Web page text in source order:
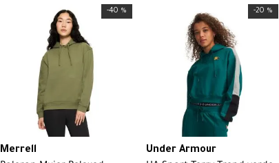
-40 %
Merrell
-20 %
Under Armour